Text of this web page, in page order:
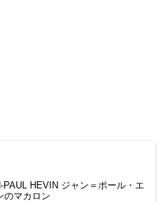
PAUL HEVIN ジャン＝ポール・エ
のマカロン